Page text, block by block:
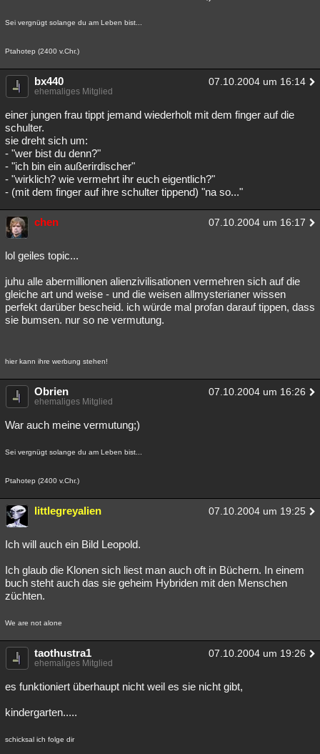
Sei vergnügt solange du am Leben bist...
Ptahotep (2400 v.Chr.)
bx440 07.10.2004 um 16:14
ehemaliges Mitglied
einer jungen frau tippt jemand wiederholt mit dem finger auf die
schulter.
sie dreht sich um:
- "wer bist du denn?"
- "ich bin ein außerirdischer"
- "wirklich? wie vermehrt ihr euch eigentlich?"
- (mit dem finger auf ihre schulter tippend) "na so..."
chen 07.10.2004 um 16:17
lol geiles topic...
juhu alle abermillionen alienzivilisationen vermehren sich auf die
gleiche art und weise - und die weisen allmysterianer wissen
perfekt darüber bescheid. ich würde mal profan darauf tippen, dass
sie bumsen. nur so ne vermutung.
hier kann ihre werbung stehen!
Obrien 07.10.2004 um 16:26
ehemaliges Mitglied
War auch meine vermutung;)
Sei vergnügt solange du am Leben bist...
Ptahotep (2400 v.Chr.)
littlegreyalien 07.10.2004 um 19:25
Ich will auch ein Bild Leopold.
Ich glaub die Klonen sich liest man auch oft in Büchern. In einem
buch steht auch das sie geheim Hybriden mit den Menschen
züchten.
We are not alone
taothustra1 07.10.2004 um 19:26
ehemaliges Mitglied
es funktioniert überhaupt nicht weil es sie nicht gibt,
kindergarten.....
schicksal ich folge dir